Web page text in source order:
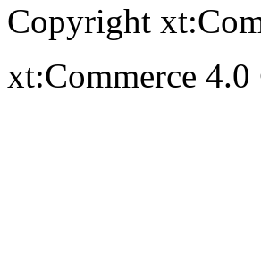
Copyright
xt:Commerce